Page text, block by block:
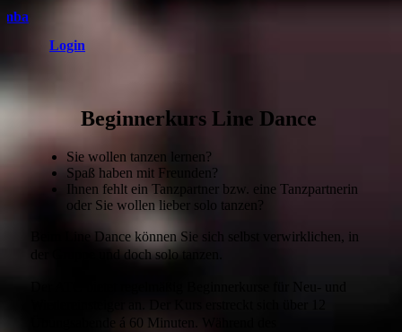
Login
Beginnerkurs Line Dance
Sie wollen tanzen lernen?
Spaß haben mit Freunden?
Ihnen fehlt ein Tanzpartner bzw. eine Tanzpartnerin
oder Sie wollen lieber solo tanzen?
Beim Line Dance können Sie sich selbst verwirklichen, in
der Gruppe und doch solo tanzen.
Übungsabende á 60 Minuten. Während des